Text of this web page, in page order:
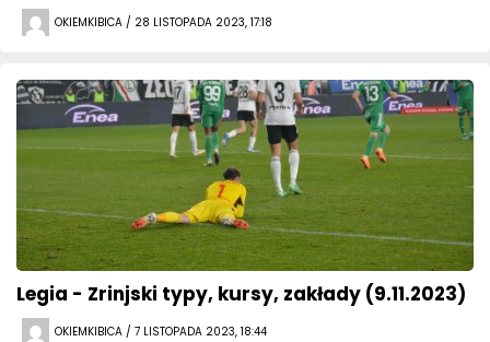
OKIEMKIBICA / 28 LISTOPADA 2023, 17:18
Legia - Zrinjski typy, kursy, zakłady (9.11.2023)
OKIEMKIBICA / 7 LISTOPADA 2023, 18:44